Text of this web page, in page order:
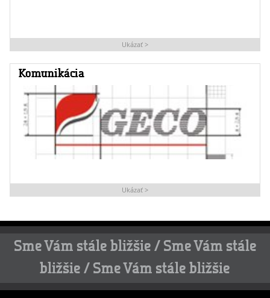
Ukázať >
Komunikácia
Ukázať >
Sme Vám stále bližšie / Sme Vám stále
bližšie / Sme Vám stále bližšie